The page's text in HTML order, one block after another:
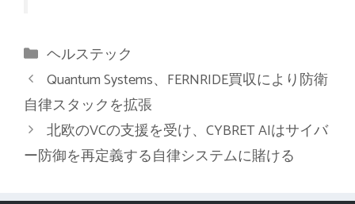
カ
テ
ゴ
リ
ー
ヘルステック
Quantum Systems、FERNRIDE買収により防衛
自律スタックを拡張
北欧のVCの支援を受け、CYBRET AIはサイバ
ー防御を再定義する自律システムに賭ける